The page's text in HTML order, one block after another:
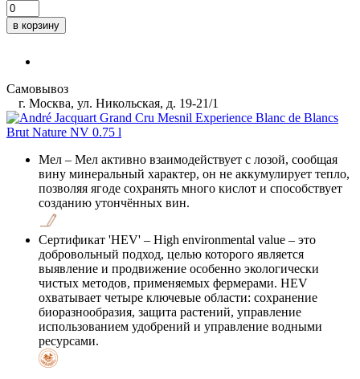
в корзину
Самовывоз
г. Москва, ул. Никольская, д. 19-21/1
Мел – Мел активно взаимодействует с лозой, сообщая
вину минеральный характер, он не аккумулирует тепло,
позволяя ягоде сохранять много кислот и способствует
созданию утончённых вин.
Сертификат 'HEV' – High environmental value – это
добровольный подход, целью которого является
выявление и продвижение особенно экологически
чистых методов, применяемых фермерами. HEV
охватывает четыре ключевые области: сохранение
биоразнообразия, защита растений, управление
использованием удобрений и управление водными
ресурсами.